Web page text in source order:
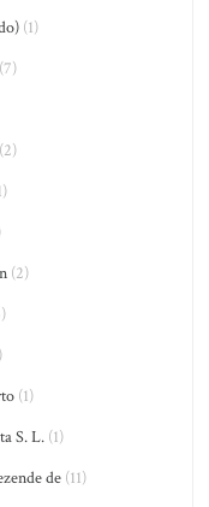
(1)
(7)
(2)
(2)
(1)
S. L.(1)
de (11)